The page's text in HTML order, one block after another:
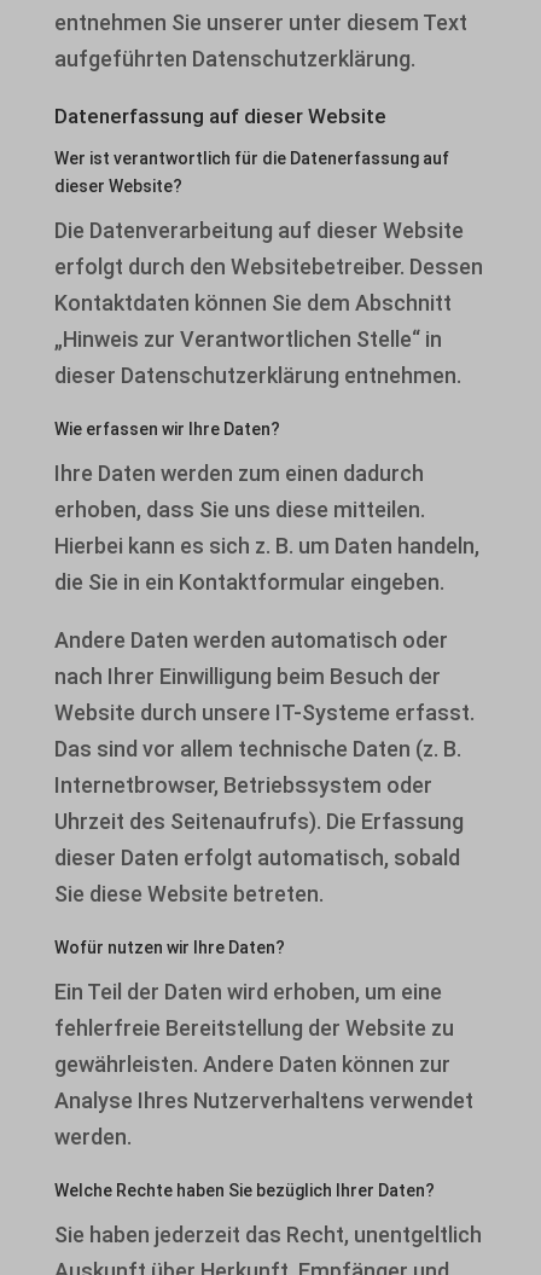
entnehmen Sie unserer unter diesem Text
aufgeführten Datenschutzerklärung.
Datenerfassung auf dieser Website
Wer ist verantwortlich für die Datenerfassung auf
dieser Website?
Die Datenverarbeitung auf dieser Website
erfolgt durch den Websitebetreiber. Dessen
Kontaktdaten können Sie dem Abschnitt
„Hinweis zur Verantwortlichen Stelle“ in
dieser Datenschutzerklärung entnehmen.
Wie erfassen wir Ihre Daten?
Ihre Daten werden zum einen dadurch
erhoben, dass Sie uns diese mitteilen.
Hierbei kann es sich z. B. um Daten handeln,
die Sie in ein Kontaktformular eingeben.
Andere Daten werden automatisch oder
nach Ihrer Einwilligung beim Besuch der
Website durch unsere IT-Systeme erfasst.
Das sind vor allem technische Daten (z. B.
Internetbrowser, Betriebssystem oder
Uhrzeit des Seitenaufrufs). Die Erfassung
dieser Daten erfolgt automatisch, sobald
Sie diese Website betreten.
Wofür nutzen wir Ihre Daten?
Ein Teil der Daten wird erhoben, um eine
fehlerfreie Bereitstellung der Website zu
gewährleisten. Andere Daten können zur
Analyse Ihres Nutzerverhaltens verwendet
werden.
Welche Rechte haben Sie bezüglich Ihrer Daten?
Sie haben jederzeit das Recht, unentgeltlich